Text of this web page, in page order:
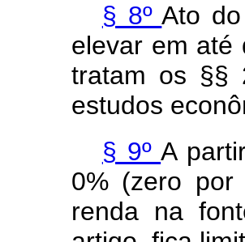
§ 8ºAto
elevar em até
tratam os §§
estudos
§ 9ºA
0% (zero
renda na